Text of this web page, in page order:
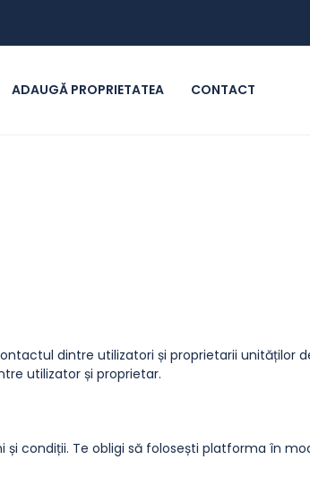
ADAUGĂ PROPRIETATEA CONTACT
dintre utilizatori și proprietarii unităților
utilizator și proprietar.
condiții. Te obligi să folosești platforma în